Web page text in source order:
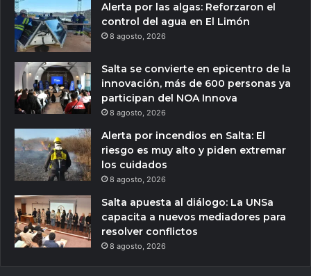
Alerta por las algas: Reforzaron el
control del agua en El Limón
8 agosto, 2026
Salta se convierte en epicentro de la
innovación, más de 600 personas ya
participan del NOA Innova
8 agosto, 2026
Alerta por incendios en Salta: El
riesgo es muy alto y piden extremar
los cuidados
8 agosto, 2026
Salta apuesta al diálogo: La UNSa
capacita a nuevos mediadores para
resolver conflictos
8 agosto, 2026